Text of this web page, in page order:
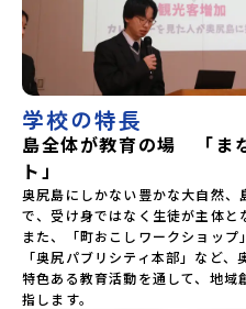
学校の特長
島全体が教育の場 「ま
ト」
奥尻島にしかない豊かな大自然
で、受け身ではなく生徒が主体と
また、「町おこしワークショップ
「奥尻パブリシティ本部」など
特色ある教育活動を通して、地域
指します。